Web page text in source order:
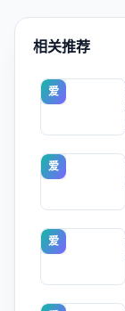
相关推荐
爱
爱
爱